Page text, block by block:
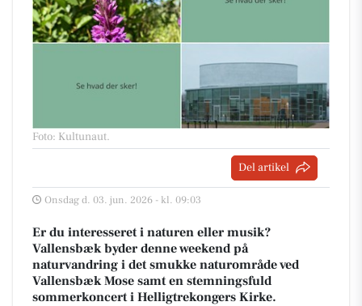
Foto: Kultunaut.
Del artikel
Onsdag d. 03. jun. 2026 - kl. 09:03
Er du interesseret i naturen eller musik?
Vallensbæk byder denne weekend på
naturvandring i det smukke naturområde ved
Vallensbæk Mose samt en stemningsfuld
sommerkoncert i Helligtrekongers Kirke.